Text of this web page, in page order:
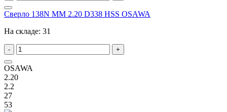
Сверло 138N MM 2.20 D338 HSS OSAWA
На складе: 31
- +
OSAWA
2.20
2.2
27
53